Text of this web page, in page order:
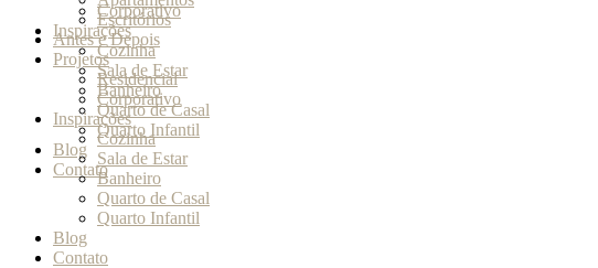
Corporativo
Inspirações
Cozinha
Sala de Estar
Banheiro
Quarto de Casal
Quarto Infantil
Blog
Contato
Escritórios
Antes e Depois
Projetos
Residencial
Corporativo
Inspirações
Cozinha
Sala de Estar
Banheiro
Quarto de Casal
Quarto Infantil
Blog
Contato